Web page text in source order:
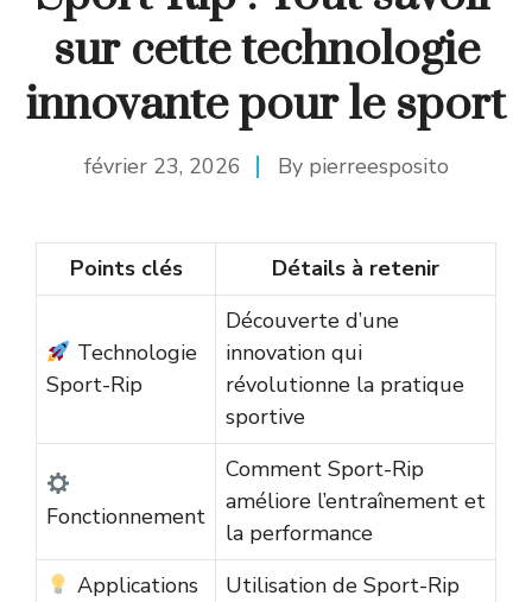
sur cette technologie
innovante pour le sport
février 23, 2026 By pierreesposito
Points clés Détails à retenir
Technologie
Sport-Rip
Découverte d’une
innovation qui
révolutionne la pratique
sportive
Fonctionnement
Comment Sport-Rip
améliore l’entraînement et
la performance
Applications
Utilisation de Sport-Rip